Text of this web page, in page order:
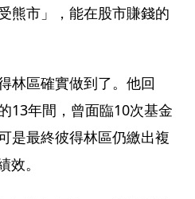
熊市」，能在股市賺錢的
林區確實做到了。他回
13年間，曾面臨10次基金
是最終彼得林區仍繳出複
。